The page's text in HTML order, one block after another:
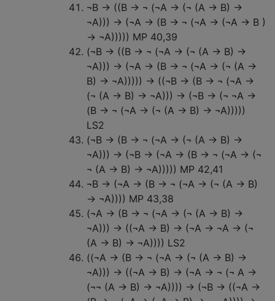
¬B → ((B → ¬ (¬A → (¬ (A → B) →
¬A))) → (¬A → (B → ¬ (¬A → (¬A → B )
→ ¬A))))) MP 40,39
(¬B → ((B → ¬ (¬A → (¬ (A → B) →
¬A))) → (¬A → (B → ¬ (¬A → (¬ (A →
B) → ¬A))))) → ((¬B → (B → ¬ (¬A →
(¬ (A → B) → ¬A))) → (¬B → (¬ ¬A →
(B → ¬ (¬A → (¬ (A → B) → ¬A)))))
LS2
(¬B → (B → ¬ (¬A → (¬ (A → B) →
¬A))) → (¬B → (¬A → (B → ¬ (¬A → (¬
¬ (A → B) → ¬A))))) MP 42,41
¬B → (¬A → (B → ¬ (¬A → (¬ (A → B)
→ ¬A)))) MP 43,38
(¬A → (B → ¬ (¬A → (¬ (A → B) →
¬A))) → ((¬A → B) → (¬A → ¬A → (¬
(A → B) → ¬A)))) LS2
((¬A → (B → ¬ (¬A → (¬ (A → B) →
¬A))) → ((¬A → B) → (¬A → ¬ (¬ A →
(¬¬ (A → B) → ¬A)))) → (¬B → ((¬A →